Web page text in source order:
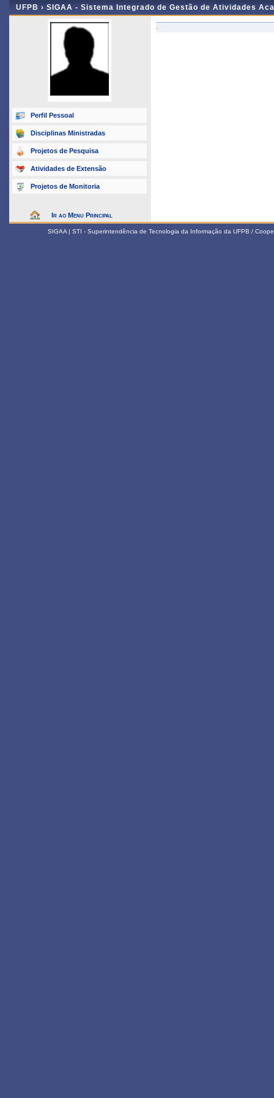
UFPB › SIGAA - Sistema Integrado de Gestão de Atividades
Perfil Pessoal
Disciplinas Ministradas
Projetos de Pesquisa
Atividades de Extensão
Projetos de Monitoria
Ir ao Menu Principal
-
SIGAA | STI - Superintendência de Tecnologia da Informação da UFPB /